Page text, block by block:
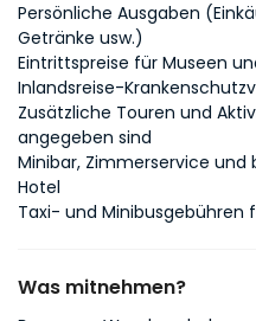
Persönliche Ausgaben
Getränke usw.)
Eintrittspreise für Museen
Inlandsreise-
Zusätzliche Touren und
angegeben sind
Minibar, Zimmerservice
Hotel
Taxi- und Minibusgebühren
Was mitnehmen?